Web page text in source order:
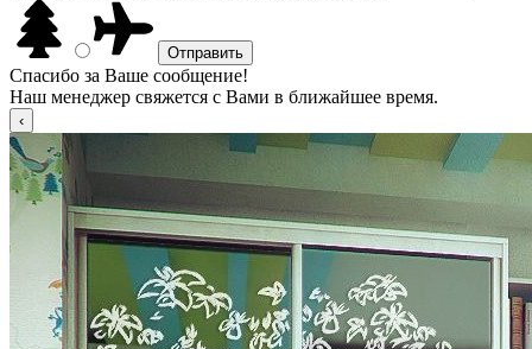
Спасибо за Ваше сообщение!
Наш менеджер свяжется с Вами в ближайшее время.